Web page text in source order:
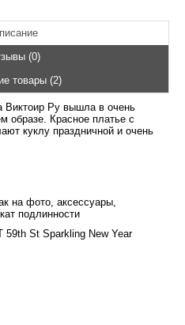
(0)
товары (2)
Виктоир Ру вышла в очень
образе. Красное платье с
куклу праздничной и очень
на фото, аксессуары,
подлинности
59th St Sparkling New Year